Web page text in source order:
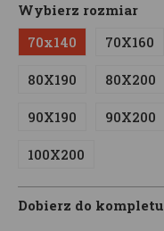
Wybierz rozmiar
70x140
70X160
80X190 80X200
90X190 90X200
100X200
Dobierz do kompletu